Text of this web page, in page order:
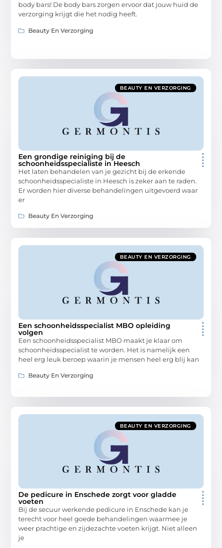
body bars! De body bars zorgen ervoor dat jouw huid de
verzorging krijgt die het nodig heeft.
Beauty En Verzorging
BEAUTY EN VERZORGING
Een grondige reiniging bij de
schoonheidsspecialiste in Heesch
Het laten behandelen van je gezicht bij de erkende
schoonheidsspecialiste in Heesch is zeker aan te raden.
Er worden hier diverse behandelingen uitgevoerd waar
er
Beauty En Verzorging
BEAUTY EN VERZORGING
Een schoonheidsspecialist MBO opleiding
volgen
Een schoonheidsspecialist MBO maakt je klaar om
schoonheidsspecialist te worden. Het is namelijk een
heel erg leuk beroep waarin je mensen heel erg blij kan
Beauty En Verzorging
BEAUTY EN VERZORGING
De pedicure in Enschede zorgt voor gladde
voeten
Bij de secuur werkende pedicure in Enschede kan je
terecht voor heel goede behandelingen waarmee je
weer prachtige en zijdezachte voeten krijgt. Niet alleen
je